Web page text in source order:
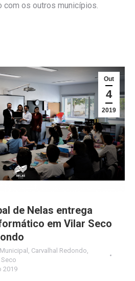
os outros municípios.
Out
4
2019
de Nelas entrega
em Vilar Seco
Carvalhal Redondo
2019